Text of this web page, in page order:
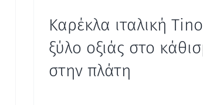
Καρέκλα ιταλική
ξύλο οξιάς στο
στην πλάτη